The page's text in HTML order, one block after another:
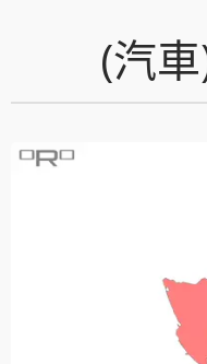
(汽